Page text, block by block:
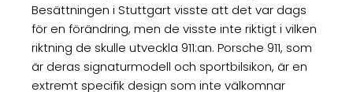
Besättningen i Stuttgart visste att det var dags
för en förändring, men de visste inte riktigt i vilken
riktning de skulle utveckla 911:an. Porsche 911, som
är deras signaturmodell och sportbilsikon, är en
extremt specifik design som inte välkomnar